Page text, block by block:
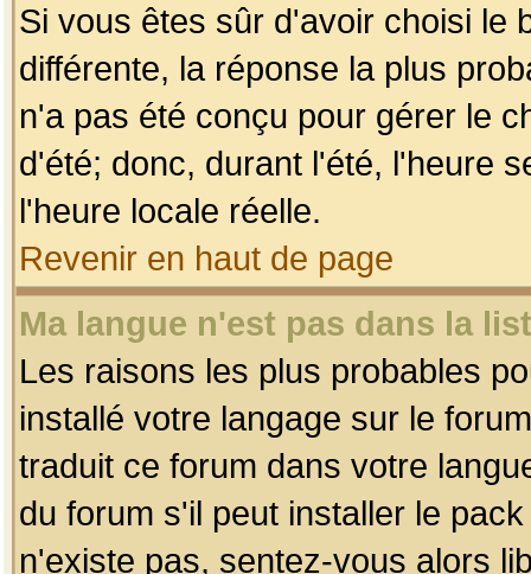
Si vous êtes sûr d'avoir choisi le
différente, la réponse la plus
n'a pas été conçu pour gérer le
d'été; donc, durant l'été, l'heure
l'heure locale réelle.
Revenir en haut de page
Ma langue n'est pas dans la
Les raisons les plus probables
installé votre langage sur le
traduit ce forum dans votre
du forum s'il peut installer le
n'existe pas, sentez-vous alors